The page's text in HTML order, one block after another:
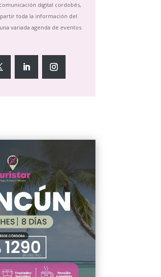
digital cordobés,
toda la información del
variada agenda de eventos.